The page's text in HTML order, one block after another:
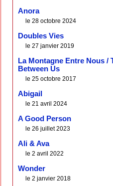
Anora
le 28 octobre 2024
Doubles Vies
le 27 janvier 2019
La Montagne Entre Nous /
Between Us
le 25 octobre 2017
Abigail
le 21 avril 2024
A Good Person
le 26 juillet 2023
Ali & Ava
le 2 avril 2022
Wonder
le 2 janvier 2018